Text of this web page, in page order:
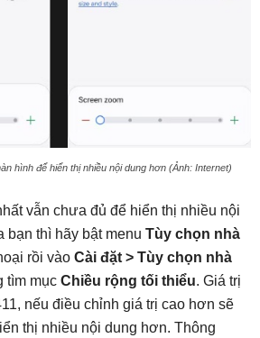
hình để hiển thị nhiều nội dung hơn (Ảnh: Internet)
vẫn chưa đủ để hiển thị nhiều nội
bạn thì hãy bật menu Tùy chọn nhà
rồi vào Cài đặt > Tùy chọn nhà
tìm mục Chiều rộng tối thiểu. Giá trị
nếu điều chỉnh giá trị cao hơn sẽ
thị nhiều nội dung hơn. Thông